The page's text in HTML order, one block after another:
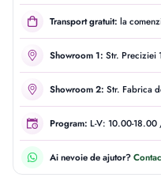
Transport gratuit: la
Showroom 1: Str. Preciziei
Showroom 2: Str. Fabrica
Program: L-V: 10.00-
Ai nevoie de ajutor?